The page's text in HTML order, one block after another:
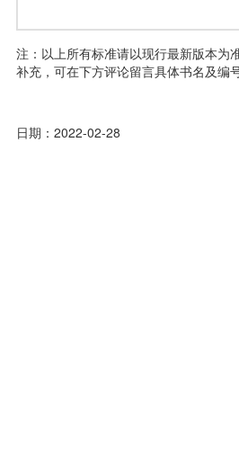
注：以上所有标准请以现行最新版本为
补充，可在下方评论留言具体书名及编
日期：2022-02-28